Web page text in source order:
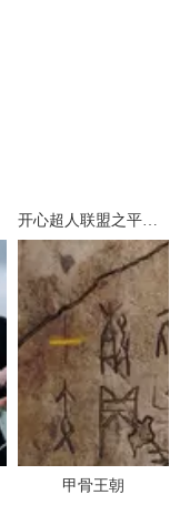
开心超人联盟之平行时空大冒险
甲骨王朝